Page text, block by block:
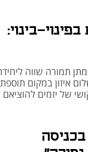
בינוי:
תמורה שווה
איזון במקום
של יזמים